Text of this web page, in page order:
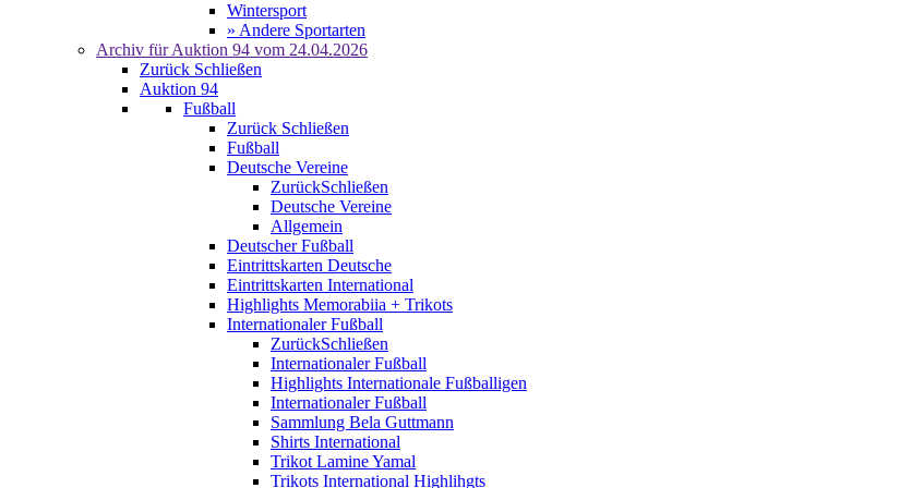
Wintersport
» Andere Sportarten
Archiv für Auktion 94 vom 24.04.2026
Zurück Schließen
Auktion 94
Fußball
Zurück Schließen
Fußball
Deutsche Vereine
ZurückSchließen
Deutsche Vereine
Allgemein
Deutscher Fußball
Eintrittskarten Deutsche
Eintrittskarten International
Highlights Memorabiia + Trikots
Internationaler Fußball
ZurückSchließen
Internationaler Fußball
Highlights Internationale Fußballigen
Internationaler Fußball
Sammlung Bela Guttmann
Shirts International
Trikot Lamine Yamal
Trikots International Highlihgts